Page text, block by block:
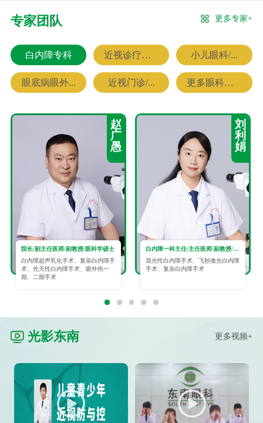
专家团队 更多专家+
白内障专科 近视诊疗专科 小儿眼科/...
眼底病眼外... 近视门诊/... 更多眼科专家
赵
广
愚
院长/副主任医师/副教授/眼科学硕士
白内障超声乳化手术、复杂白内障手
术、先天性白内障手术、眼外伤一
期、二期手术
刘
利
娟
白内障一科主任/主任医师/副教授/眼科学硕士
屈光性白内障手术、飞秒激光白内障
手术、复杂白内障手术
光影东南 更多视频+